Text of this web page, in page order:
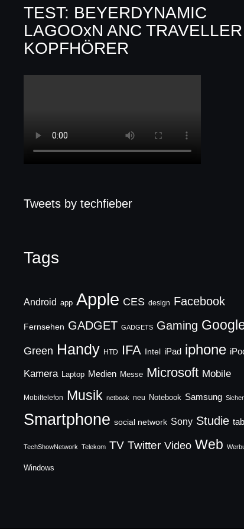
TEST: BEYERDYNAMIC
LAGOOxN ANC TRAVELLER
KOPFHÖRER
Tweets by techfieber
Tags
Android app Apple CES design Facebook
Fernsehen GADGET GADGETS Gaming
Green Handy HTD IFA Intel iPad iphone
Kamera Laptop Medien Messe Microsoft Mobile
Mobiltelefon Musik netbook neu Notebook Samsung
Smartphone social network Sony Studie
TechShowNetwork Telekom TV Twitter Video Web
Windows